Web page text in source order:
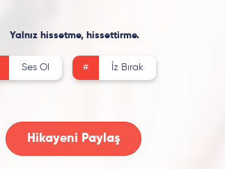
Yalnız hissetme, hissettirme.
Ses Ol # İz Bırak
Hikayeni Paylaş